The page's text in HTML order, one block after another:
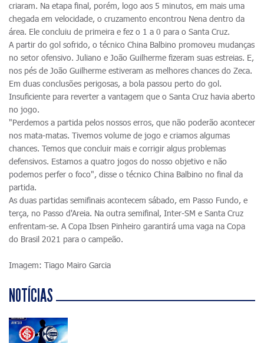
criaram. Na etapa final, porém, logo aos 5 minutos, em mais uma
chegada em velocidade, o cruzamento encontrou Nena dentro da
área. Ele concluiu de primeira e fez o 1 a 0 para o Santa Cruz.
A partir do gol sofrido, o técnico China Balbino promoveu mudanças
no setor ofensivo. Juliano e João Guilherme fizeram suas estreias. E,
nos pés de João Guilherme estiveram as melhores chances do Zeca.
Em duas conclusões perigosas, a bola passou perto do gol.
Insuficiente para reverter a vantagem que o Santa Cruz havia aberto
no jogo.
"Perdemos a partida pelos nossos erros, que não poderão acontecer
nos mata-matas. Tivemos volume de jogo e criamos algumas
chances. Temos que concluir mais e corrigir algus problemas
defensivos. Estamos a quatro jogos do nosso objetivo e não
podemos perfer o foco", disse o técnico China Balbino no final da
partida.
As duas partidas semifinais acontecem sábado, em Passo Fundo, e
terça, no Passo d'Areia. Na outra semifinal, Inter-SM e Santa Cruz
enfrentam-se. A Copa Ibsen Pinheiro garantirá uma vaga na Copa
do Brasil 2021 para o campeão.
Imagem: Tiago Mairo Garcia
NOTÍCIAS